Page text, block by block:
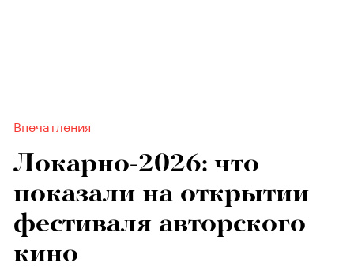
Впечатления
Локарно-2026: что
показали на открытии
фестиваля авторского
кино